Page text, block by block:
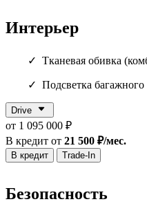
Интерьер
Тканевая обивка
Подсветка багажного
Drive
от 1 095 000 ₽
В кредит от 21 500 ₽/мес.
В кредит Trade-In
Безопасность